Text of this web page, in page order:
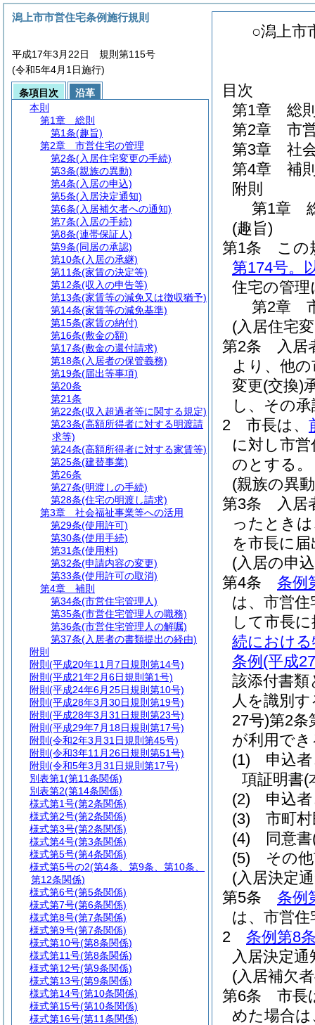
○潟上市
目次
第1章
総
第2章
市
第3章
社
第4章
補
附則
第1章
(趣旨)
第1条
この
第174号。
住宅の管
第2章
(入居住宅
第2条
入居
より、他
変更(交換)
し、その
2
市長は、
に対し市
のとする。
(親族の異
第3条
入居
ったとき
を市長に
(入居の申
第4条
条例
は、市営住
して市長
続におけ
条例 (平成
該添付書類
人を識別
27号)第2条
が利用で
(1)
申込
項証明書(
(2)
申込
(3)
市町
(4)
同意書
(5)
その
(入居決定
第5条
条例
は、市営住
2
条例第8
入居決定通
(入居補欠
第6条
市長
めた場合
潟上市市営住宅条例施行規則
平成17年3月22日 規則第115号
(令和5年4月1日施行)
条項目次
沿革
本則
第1章
総則
第1条(趣旨)
第2章
市営住宅の管理
第2条(入居住宅変更の手続)
第3条(親族の異動)
第4条(入居の申込)
第5条(入居決定通知)
第6条(入居補欠者への通知)
第7条(入居の手続)
第8条(連帯保証人)
第9条(同居の承認)
第10条(入居の承継)
第11条(家賃の決定等)
第12条(収入の申告等)
第13条(家賃等の減免又は徴収猶予)
第14条(家賃等の減免基準)
第15条(家賃の納付)
第16条(敷金の額)
第17条(敷金の還付請求)
第18条(入居者の保管義務)
第19条(届出等事項)
第20条
第21条
第22条(収入超過者等に関する規定)
第23条(高額所得者に対する明渡請
求等)
第24条(高額所得者に対する家賃等)
第25条(建替事業)
第26条
第27条(明渡しの手続)
第28条(住宅の明渡し請求)
第3章
社会福祉事業等への活用
第29条(使用許可)
第30条(使用手続)
第31条(使用料)
第32条(申請内容の変更)
第33条(使用許可の取消)
第4章
補則
第34条(市営住宅管理人)
第35条(市営住宅管理人の職務)
第36条(市営住宅管理人の解嘱)
第37条(入居者の書類提出の経由)
附則
附則 (平成20年11月7日規則第14号)
附則 (平成21年2月6日規則第1号)
附則 (平成24年6月25日規則第10号)
附則 (平成28年3月30日規則第19号)
附則 (平成28年3月31日規則第23号)
附則 (平成29年7月18日規則第17号)
附則 (令和2年3月31日規則第45号)
附則 (令和3年11月26日規則第51号)
附則 (令和5年3月31日規則第17号)
別表第1(第11条関係)
別表第2(第14条関係)
様式第1号(第2条関係)
様式第2号(第2条関係)
様式第3号(第2条関係)
様式第4号(第3条関係)
様式第5号(第4条関係)
様式第5号の2(第4条、第9条、第10条、
第12条関係)
様式第6号(第5条関係)
様式第7号(第6条関係)
様式第8号(第7条関係)
様式第9号(第7条関係)
様式第10号(第8条関係)
様式第11号(第8条関係)
様式第12号(第9条関係)
様式第13号(第9条関係)
様式第14号(第10条関係)
様式第15号(第10条関係)
様式第16号(第11条関係)